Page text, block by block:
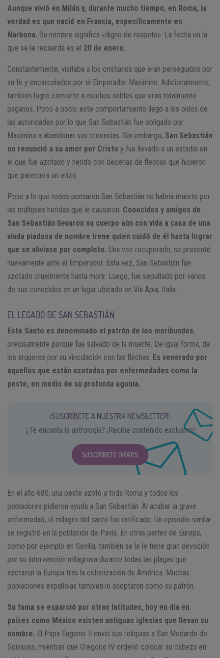
Aunque vivió en Milán y, durante mucho tiempo, en Roma, la
verdad es que nació en Francia, específicamente en
Narbona. Su nombre significa «digno de respeto». La fecha en la
que se le recuerda es el 20 de enero.
Constantemente, visitaba a los cristianos que eran perseguidos por
su fe y encarcelados por el Emperador Maximino. Adicionalmente,
también logró convertir a muchos nobles que eran totalmente
paganos. Poco a poco, este comportamiento llegó a los oídos de
las autoridades por lo que San Sebastián fue obligado por
Maximino a abandonar sus creencias. Sin embargo, San Sebastián
no renunció a su amor por Cristo y fue llevado a un estadio en
el que fue azotado y herido con decenas de flechas que hicieron
que pareciera un erizo.
Pese a lo que todos pensaron San Sebastián no habría muerto por
las múltiples heridas que le causaron. Conocidos y amigos de
San Sebastián llevaron su cuerpo aún con vida a casa de una
viuda piadosa de nombre Irene quien cuidó de él hasta lograr
que se aliviase por completo. Una vez recuperado, se presentó
nuevamente ante el Emperador. Esta vez, San Sebastián fue
azotado cruelmente hasta morir. Luego, fue sepultado por varios
de sus conocidos en un lugar ubicado en Vía Apia, Italia.
EL LEGADO DE SAN SEBASTIÁN
Este Santo es denominado el patrón de los moribundos,
precisamente porque fue salvado de la muerte. De igual forma, de
los arqueros por su vinculación con las flechas. Es venerado por
aquellos que están azotados por enfermedades como la
peste, en medio de su profunda agonía.
¡SUSCRÍBETE A NUESTRA NEWSLETTER!
¿Te encanta la astrología? ¡Recibe contenido exclusivo!
SUSCRÍBETE GRATIS
En el año 680, una peste azotó a toda Roma y todos los
pobladores pidieron ayuda a San Sebastián. Al acabar la grave
enfermedad, el milagro del santo fue ratificado. Un episodio similar
se registró en la población de Pavía. En otras partes de Europa,
como por ejemplo en Sevilla, también se le le tiene gran devoción
por su intervención milagrosa durante todas las plagas que
azotaron la Europa tras la colonización de América. Muchas
poblaciones españolas también lo adoptaron como su patrón.
Su fama se esparció por otras latitudes, hoy en día en
países como México existen antiguas iglesias que llevan su
nombre. El Papa Eugenio II envió sus reliquias a San Medardo de
Soissons, mientras que Gregorio IV ordenó colocar su cabeza en